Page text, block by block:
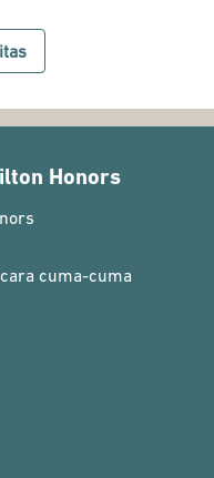
Honors
cuma-cuma